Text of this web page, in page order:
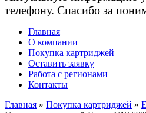
телефону. Спасибо за
Главная
О компании
Покупка картриджей
Оставить заявку
Работа с регионами
Контакты
Главная » Покупка картриджей »